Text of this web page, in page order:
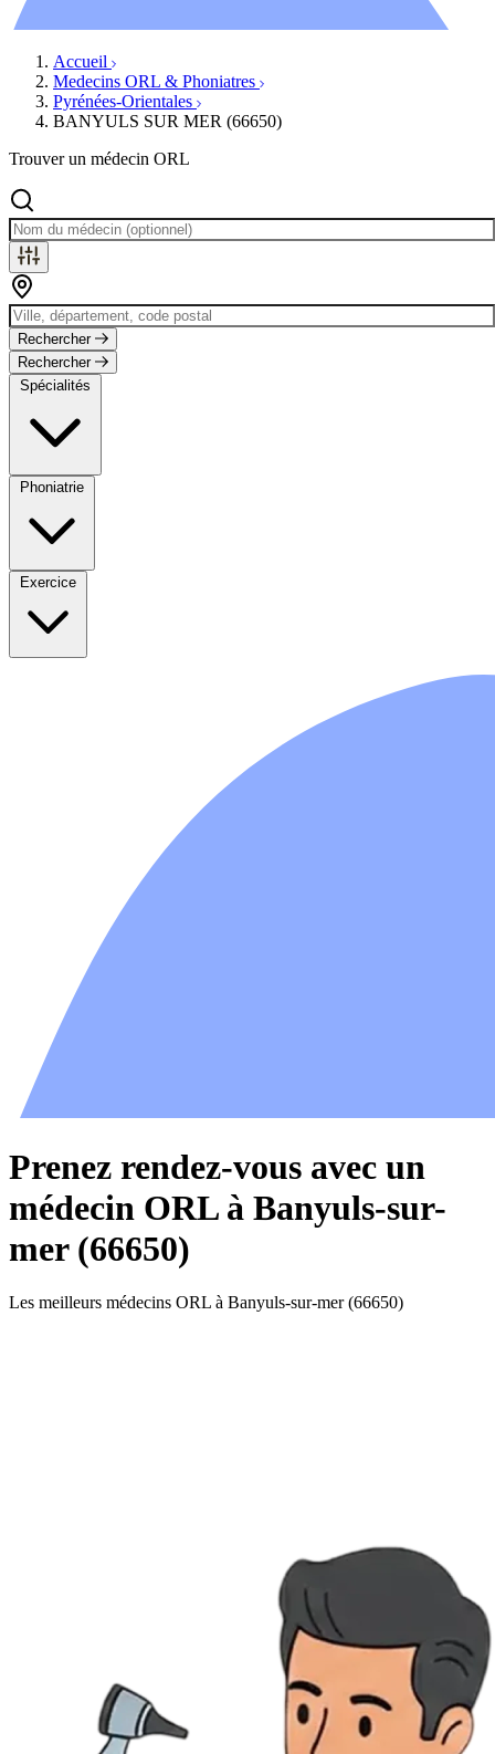
Accueil
Medecins ORL & Phoniatres
Pyrénées-Orientales
BANYULS SUR MER (66650)
Trouver un médecin ORL
Rechercher
Rechercher
Spécialités
Phoniatrie
Exercice
Prenez rendez-vous avec un
médecin ORL à Banyuls-sur-
mer (66650)
Les meilleurs médecins ORL à Banyuls-sur-mer (66650)